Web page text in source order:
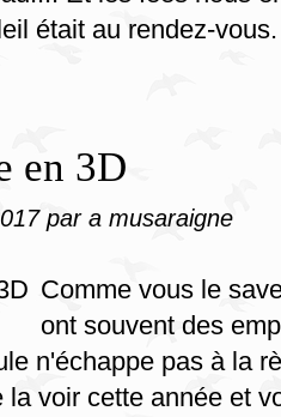
était au rendez-
en 3D
par a musaraigne
Comme vous le
ont souvent des
n'échappe pas à la
la voir cette année et